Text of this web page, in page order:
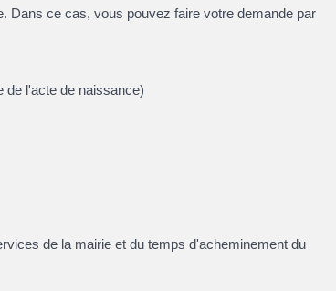
Dans ce cas, vous pouvez faire votre demande par
de l'acte de naissance)
de la mairie et du temps d'acheminement du